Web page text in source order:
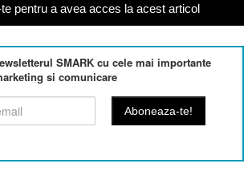
pentru a avea acces la acest articol
SMARK cu cele mai importante
si comunicare